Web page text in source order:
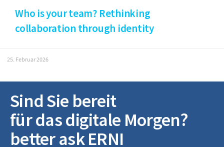
Who is your team? Rethinking
collaboration through identity
25. Februar 2026
Sind Sie bereit
für das digitale Morgen?
better ask ERNI